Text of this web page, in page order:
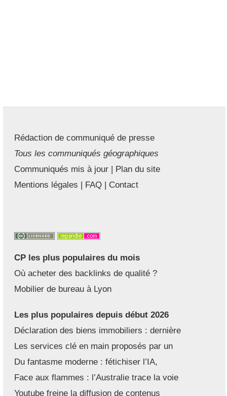
Rédaction de communiqué de presse
Tous les communiqués géographiques
Communiqués mis à jour | Plan du site
Mentions légales | FAQ | Contact
CP les plus populaires du mois
Où acheter des backlinks de qualité ?
Mobilier de bureau à Lyon
Les plus populaires depuis début 2026
Déclaration des biens immobiliers : dernière
Les services clé en main proposés par un
Du fantasme moderne : fétichiser l’IA,
Face aux flammes : l’Australie trace la voie
Youtube freine la diffusion de contenus